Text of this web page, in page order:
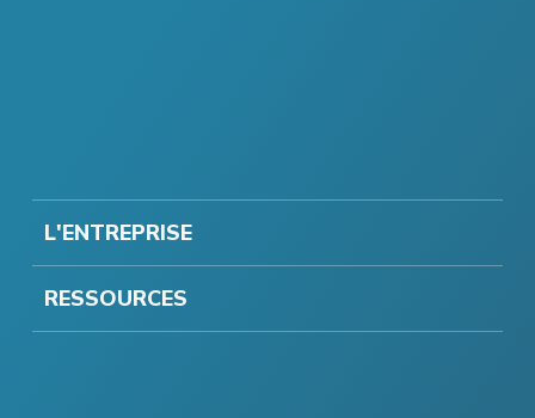
L'ENTREPRISE
RESSOURCES